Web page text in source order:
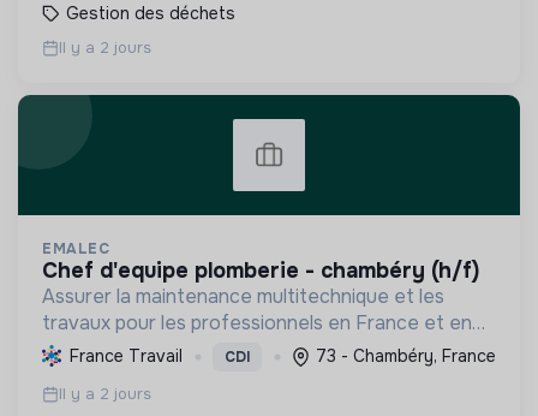
Gestion des déchets
Il y a 2 jours
EMALEC
chef d'equipe plomberie - chambéry (h/f)
Assurer la maintenance multitechnique et les
travaux pour les professionnels en France et en
Europe, en intégrant des solutions durables et en
promouvant un environnement de travail éthique
et inclusi...
France Travail CDI 73 - Chambéry, France
Il y a 2 jours